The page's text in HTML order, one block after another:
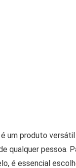
um produto
qualquer pessoa.
é essencial